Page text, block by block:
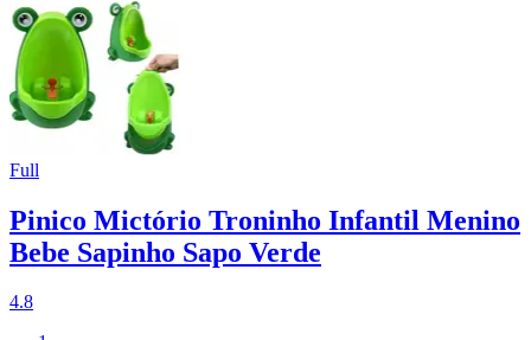
Full
Pinico Mictório Troninho Infantil Menino
Bebe Sapinho Sapo Verde
4.8